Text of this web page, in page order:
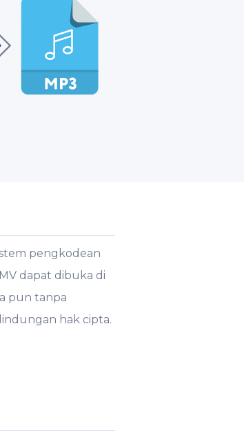
pengkodean
dapat dibuka di
pun tanpa
hak cipta.